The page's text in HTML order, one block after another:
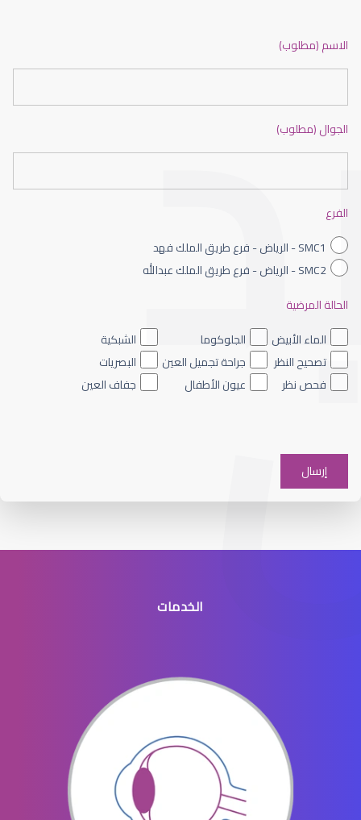
طبيب عيون شمال الرياض
طبيب عيون الرياض
افضل طبيب عيون جنوب الرياض
افضل دكتور عيون في النسيم
الاسم (مطلوب)
الجوال (مطلوب)
الفرع
SMC1 - الرياض - فرع طريق الملك فهد
SMC2 - الرياض - فرع طريق الملك عبدالله
الحالة المرضية
الماء الأبيض
الجلوكوما
الشبكية
تصحيح النظر
جراحة تجميل العين
البصريات
فحص نظر
عيون الأطفال جفاف العين
الخدمات